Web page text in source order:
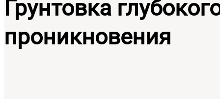
Грунтовка
проникновения